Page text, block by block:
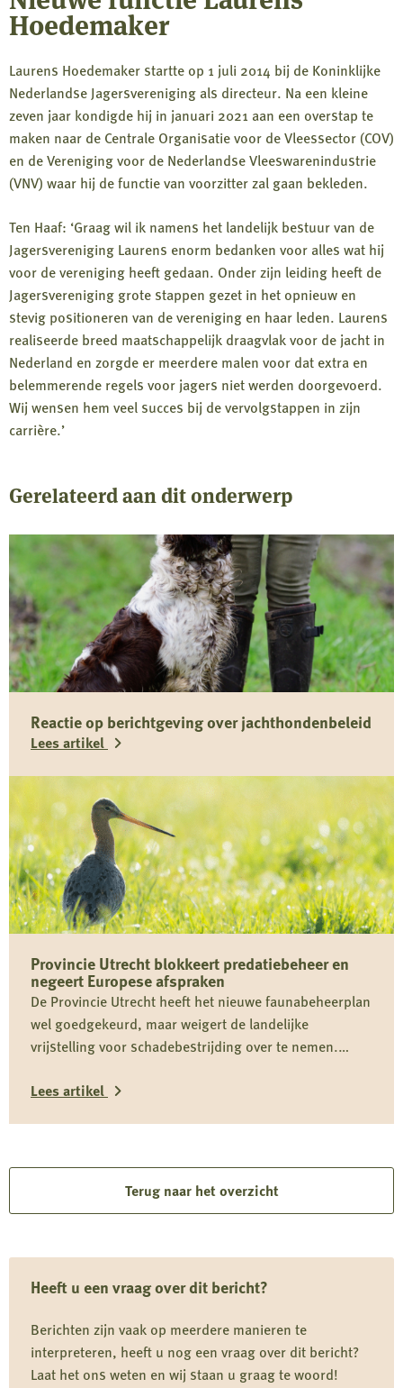
Heeft u een vraag over dit bericht?
Berichten zijn vaak op meerdere manieren te
interpreteren, heeft u nog een vraag over dit bericht?
Laat het ons weten en wij staan u graag te woord!
Hoedemaker
Laurens Hoedemaker startte op 1 juli 2014 bij de Koninklijke
Nederlandse Jagersvereniging als directeur. Na een kleine
zeven jaar kondigde hij in januari 2021 aan een overstap te
maken naar de Centrale Organisatie voor de Vleessector (COV)
en de Vereniging voor de Nederlandse Vleeswarenindustrie
(VNV) waar hij de functie van voorzitter zal gaan bekleden.
Ten Haaf: ‘Graag wil ik namens het landelijk bestuur van de
Jagersvereniging Laurens enorm bedanken voor alles wat hij
voor de vereniging heeft gedaan. Onder zijn leiding heeft de
Jagersvereniging grote stappen gezet in het opnieuw en
stevig positioneren van de vereniging en haar leden. Laurens
realiseerde breed maatschappelijk draagvlak voor de jacht in
Nederland en zorgde er meerdere malen voor dat extra en
belemmerende regels voor jagers niet werden doorgevoerd.
Wij wensen hem veel succes bij de vervolgstappen in zijn
carrière.’
Gerelateerd aan dit onderwerp
Reactie op berichtgeving over jachthondenbeleid
Lees artikel
Lees
meer
over
Reactie
op
berichtgeving
over
jachthondenbeleid
Provincie Utrecht blokkeert predatiebeheer en
negeert Europese afspraken
De Provincie Utrecht heeft het nieuwe faunabeheerplan
wel goedgekeurd, maar weigert de landelijke
vrijstelling voor schadebestrijding over te nemen.
juist in een cruciale periode voor weidevogels zoals de
Lees artikel
Provincie
blokkeert
predatiebeheer
negeert
Europese
Terug naar het overzicht